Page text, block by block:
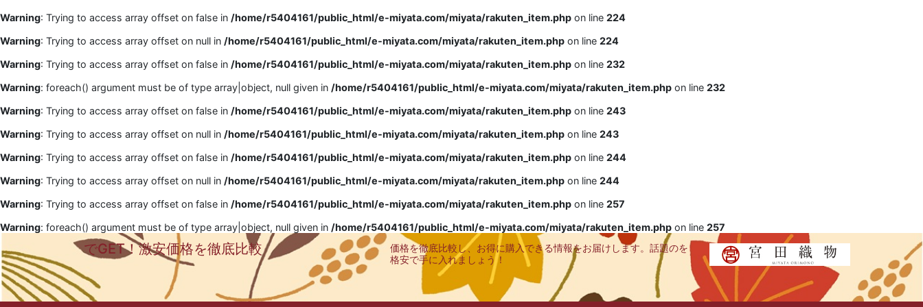
Warning: Trying to access array offset on false in /home/r5404161/public_html/e-miyata.com/miyata/rakuten_item.php on line 224
Warning: Trying to access array offset on null in /home/r5404161/public_html/e-miyata.com/miyata/rakuten_item.php on line 224
Warning: Trying to access array offset on false in /home/r5404161/public_html/e-miyata.com/miyata/rakuten_item.php on line 232
Warning: foreach() argument must be of type array|object, null given in /home/r5404161/public_html/e-miyata.com/miyata/rakuten_item.php on line 232
Warning: Trying to access array offset on false in /home/r5404161/public_html/e-miyata.com/miyata/rakuten_item.php on line 243
Warning: Trying to access array offset on null in /home/r5404161/public_html/e-miyata.com/miyata/rakuten_item.php on line 243
Warning: Trying to access array offset on false in /home/r5404161/public_html/e-miyata.com/miyata/rakuten_item.php on line 244
Warning: Trying to access array offset on null in /home/r5404161/public_html/e-miyata.com/miyata/rakuten_item.php on line 244
Warning: Trying to access array offset on false in /home/r5404161/public_html/e-miyata.com/miyata/rakuten_item.php on line 257
Warning: foreach() argument must be of type array|object, null given in /home/r5404161/public_html/e-miyata.com/miyata/rakuten_item.php on line 257
でGET！激安価格を徹底比較
価格を徹底比較し、お得に購入できる情報をお届けします。話題のを
格安で手に入れましょう！